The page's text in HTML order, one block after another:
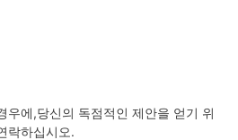
우에,당신의 독점적인 제안을 얻기 위
락하십시오.